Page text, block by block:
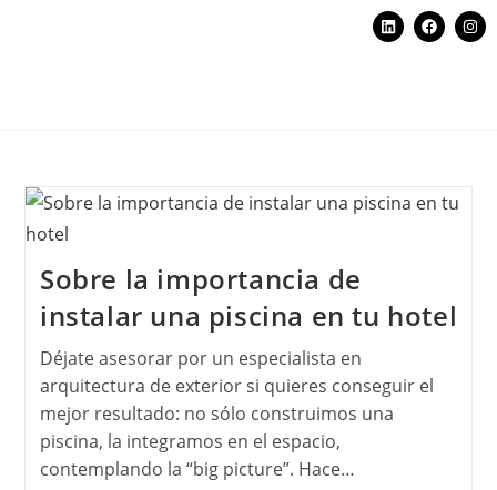
Sobre la importancia de
instalar una piscina en tu hotel
Déjate asesorar por un especialista en
arquitectura de exterior si quieres conseguir el
mejor resultado: no sólo construimos una
piscina, la integramos en el espacio,
contemplando la “big picture”. Hace…